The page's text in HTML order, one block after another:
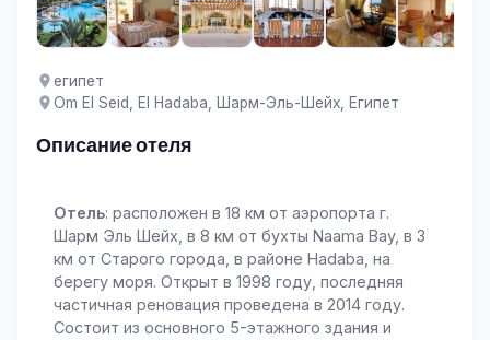
египет
Om El Seid, El Hadaba, Шарм-Эль-Шейх, Египет
Описание отеля
Отель: расположен в 18 км от аэропорта г.
Шарм Эль Шейх, в 8 км от бухты Naama Bay, в 3
км от Старого города, в районе Hadaba, на
берегу моря. Открыт в 1998 году, последняя
частичная реновация проведена в 2014 году.
Состоит из основного 5-этажного здания и